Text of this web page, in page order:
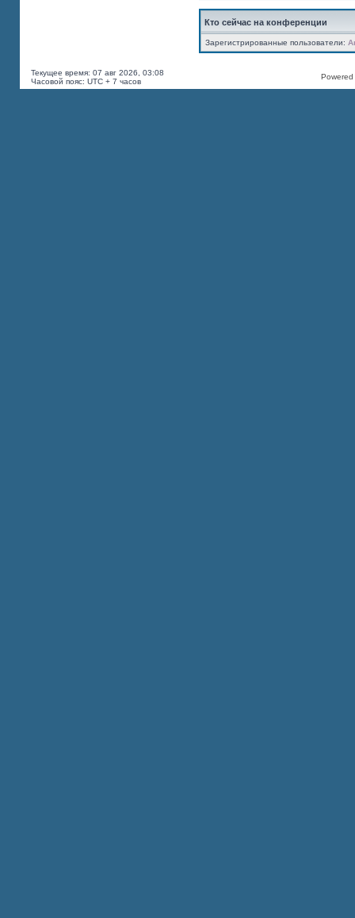
Кто сейчас на конференции
Зарегистрированные пользователи:
Текущее время: 07 авг 2026, 03:08
Часовой пояс: UTC + 7 часов